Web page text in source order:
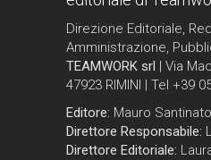
Direzione Editoriale,
Amministrazione,
TEAMWORK srl | Via
47923 RIMINI | Tel +39
Editore: Mauro Santinato
Direttore Responsabile:
Direttore Editoriale: